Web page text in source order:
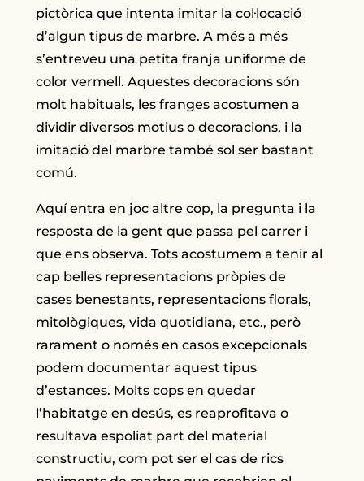
pictòrica que intenta imitar la col·locació
d’algun tipus de marbre. A més a més
s’entreveu una petita franja uniforme de
color vermell. Aquestes decoracions són
molt habituals, les franges acostumen a
dividir diversos motius o decoracions, i la
imitació del marbre també sol ser bastant
comú.
Aquí entra en joc altre cop, la pregunta i la
resposta de la gent que passa pel carrer i
que ens observa. Tots acostumem a tenir al
cap belles representacions pròpies de
cases benestants, representacions florals,
mitològiques, vida quotidiana, etc., però
rarament o només en casos excepcionals
podem documentar aquest tipus
d’estances. Molts cops en quedar
l’habitatge en desús, es reaprofitava o
resultava espoliat part del material
constructiu, com pot ser el cas de rics